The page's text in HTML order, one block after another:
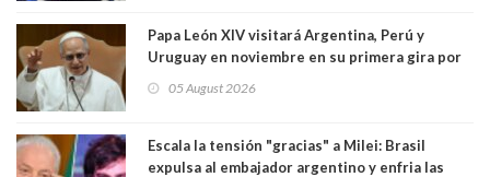
Papa León XIV visitará Argentina, Perú y
Uruguay en noviembre en su primera gira por
05 August 2026
Escala la tensión "gracias" a Milei: Brasil
expulsa al embajador argentino y enfria las